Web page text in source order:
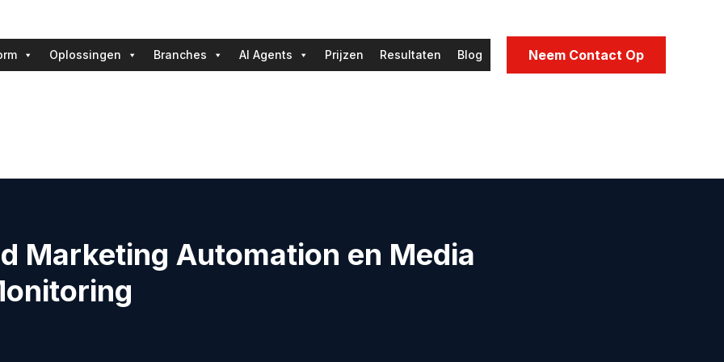
Oplossingen Branches AI Agents Prijzen Resultaten Blog Neem Contact Op
Marketing Automation en Media